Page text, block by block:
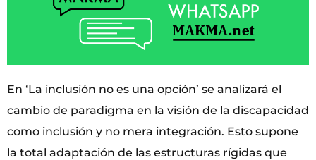
En ‘La inclusión no es una opción’ se analizará el
cambio de paradigma en la visión de la discapacidad
como inclusión y no mera integración. Esto supone
la total adaptación de las estructuras rígidas que